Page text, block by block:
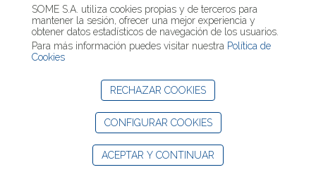
¿Le podemos ayudar?
Contacte con nosotros
+34 938 529 144
info@some.es
LinkedIn SOME
Aviso legal|Política de privacidad
Cookies| Web byinternext
SOME S.A. utiliza cookies propias y de terceros para
mantener la sesión, ofrecer una mejor experiencia y
obtener datos estadísticos de navegación de los usuarios.
Para más información puedes visitar nuestra Política de
Cookies
RECHAZAR COOKIES
CONFIGURAR COOKIES
ACEPTAR Y CONTINUAR